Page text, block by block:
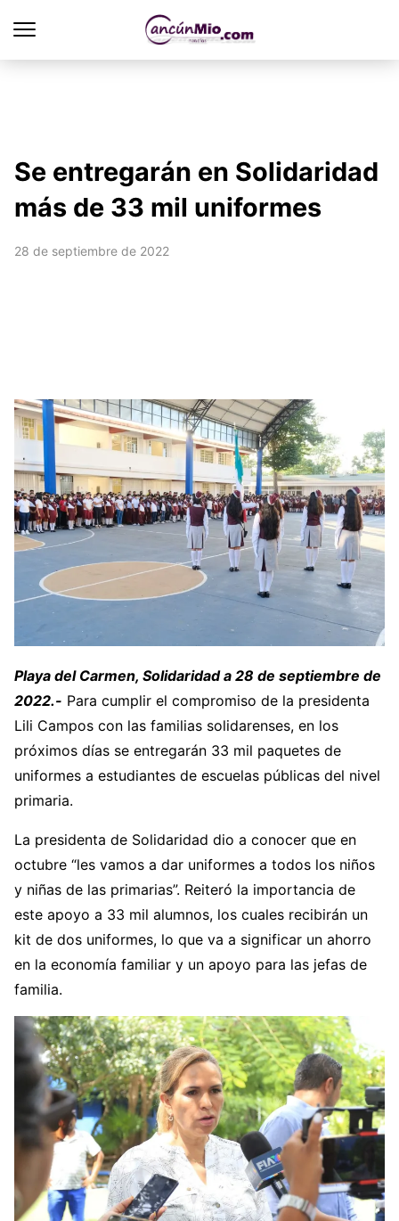
Se entregarán en Solidaridad
más de 33 mil uniformes
28 de septiembre de 2022
Playa del Carmen, Solidaridad a 28 de septiembre de
2022.- Para cumplir el compromiso de la presidenta
Lili Campos con las familias solidarenses, en los
próximos días se entregarán 33 mil paquetes de
uniformes a estudiantes de escuelas públicas del nivel
primaria.
La presidenta de Solidaridad dio a conocer que en
octubre “les vamos a dar uniformes a todos los niños
y niñas de las primarias”. Reiteró la importancia de
este apoyo a 33 mil alumnos, los cuales recibirán un
kit de dos uniformes, lo que va a significar un ahorro
en la economía familiar y un apoyo para las jefas de
familia.